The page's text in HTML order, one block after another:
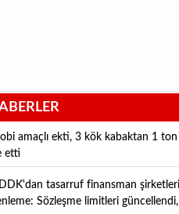
etti
Sözleşme limitleri güncellendi,